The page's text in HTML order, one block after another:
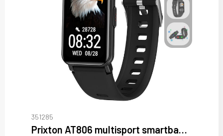
351285
Prixton AT806 multisport smartband met gps